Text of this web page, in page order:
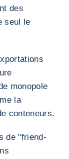
des
seul le
monopole
la
conteneurs.
de "friend-